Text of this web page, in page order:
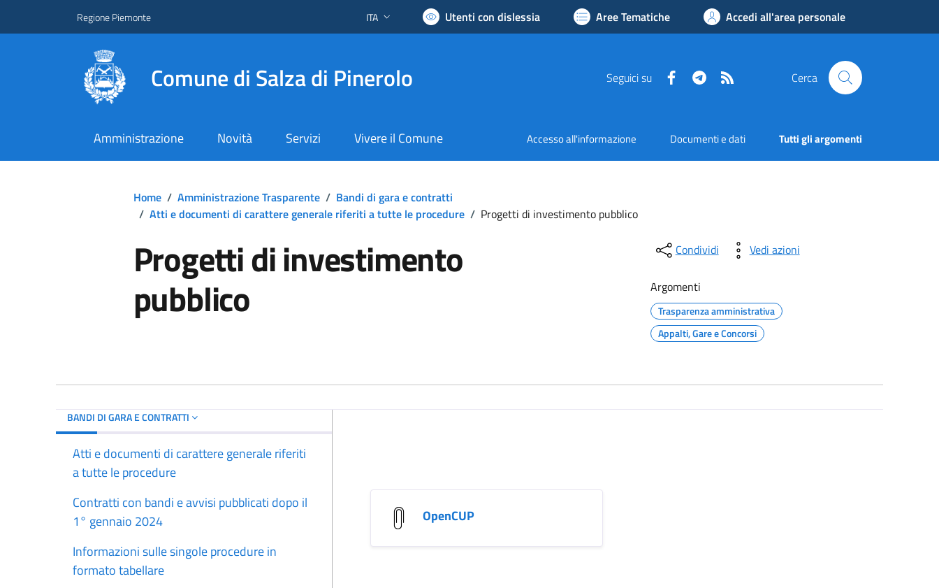
Regione Piemonte Lingua attiva:
ITA Utenti con dislessia Aree Tematiche Accedi all'area personale
Comune di Salza di Pinerolo Seguici su FacebookTelegram Cerca
Amministrazione Novità Servizi Vivere il Comune Accesso all'informazione Documenti e dati Tutti gli argomenti
Home / Amministrazione Trasparente / Bandi di gara e contratti
/ Atti e documenti di carattere generale riferiti a tutte le procedure / Progetti di investimento pubblico
Progetti di investimento
pubblico
Condividi Vedi azioni
Argomenti
Trasparenza amministrativa
Appalti, Gare e Concorsi
BANDI DI GARA E CONTRATTI
Atti e documenti di carattere generale riferiti
a tutte le procedure
Contratti con bandi e avvisi pubblicati dopo il
1° gennaio 2024
Informazioni sulle singole procedure in
formato tabellare
OpenCUP